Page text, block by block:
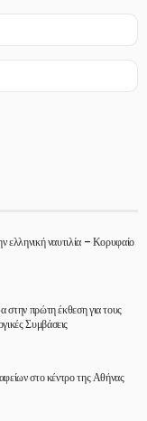
ελληνική ναυτιλία – Κορυφαίο
στην πρώτη έκθεση για τους
Συμβάσεις
στο κέντρο της Αθήνας